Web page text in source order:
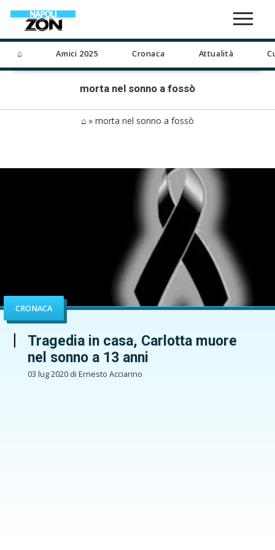
⌂ Amici 2025 Cronaca Attualità
morta nel sonno a fossò
⌂ » morta nel sonno a fossò
CRONACA
Tragedia in casa, Carlotta muore
nel sonno a 13 anni
03 lug 2020 di Ernesto Acciarino